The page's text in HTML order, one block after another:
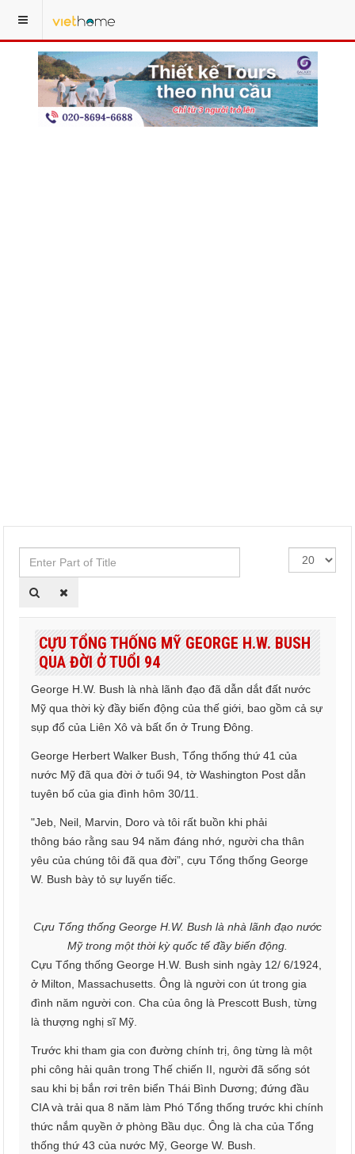
Enter
Part
of
Hiển
thị
CỰU TỔNG THỐNG MỸ GEORGE H.W. BUSH
QUA ĐỜI Ở TUỔI 94
George H.W. Bush là nhà lãnh đạo đã dẫn dắt đất nước
Mỹ qua thời kỳ đầy biến động của thế giới, bao gồm cả sự
sụp đổ của Liên Xô và bất ổn ở Trung Đông.
George Herbert Walker Bush, Tổng thống thứ 41 của
nước Mỹ đã qua đời ở tuổi 94, tờ Washington Post dẫn
tuyên bố của gia đình hôm 30/11.
"Jeb, Neil, Marvin, Doro và tôi rất buồn khi phải
thông báo rằng sau 94 năm đáng nhớ, người cha thân
yêu của chúng tôi đã qua đời”, cựu Tổng thống George
W. Bush bày tỏ sự luyến tiếc.
Cựu Tổng thống George H.W. Bush là nhà lãnh đạo nước
Mỹ trong một thời kỳ quốc tế đầy biến động.
Cựu Tổng thống George H.W. Bush sinh ngày 12/ 6/1924,
ở Milton, Massachusetts. Ông là người con út trong gia
đình năm người con. Cha của ông là Prescott Bush, từng
là thượng nghị sĩ Mỹ.
Trước khi tham gia con đường chính trị, ông từng là một
phi công hải quân trong Thế chiến II, người đã sống sót
sau khi bị bắn rơi trên biển Thái Bình Dương; đứng đầu
CIA và trải qua 8 năm làm Phó Tổng thống trước khi chính
thức nắm quyền ở phòng Bầu dục. Ông là cha của Tổng
thống thứ 43 của nước Mỹ, George W. Bush.